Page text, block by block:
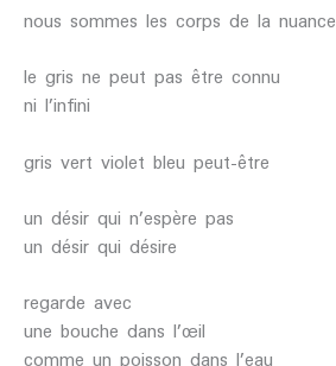
nous sommes les corps de la nuance
le gris ne peut pas être connu
ni l’infini
gris vert violet bleu peut-être
un désir qui n’espère pas
un désir qui désire
regarde avec
une bouche dans l’œil